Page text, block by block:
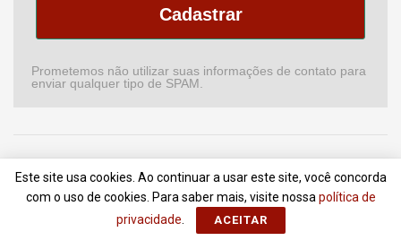
Cadastrar
Prometemos não utilizar suas informações de contato para
enviar qualquer tipo de SPAM.
Home Podcast Revista Comitê de CI
Newsletter
Anuncie
Contato Termos de Uso
Portal da Comunicação
Este site usa cookies. Ao continuar a usar este site, você concorda
com o uso de cookies. Para saber mais, visite nossa política de
privacidade
ACEITAR